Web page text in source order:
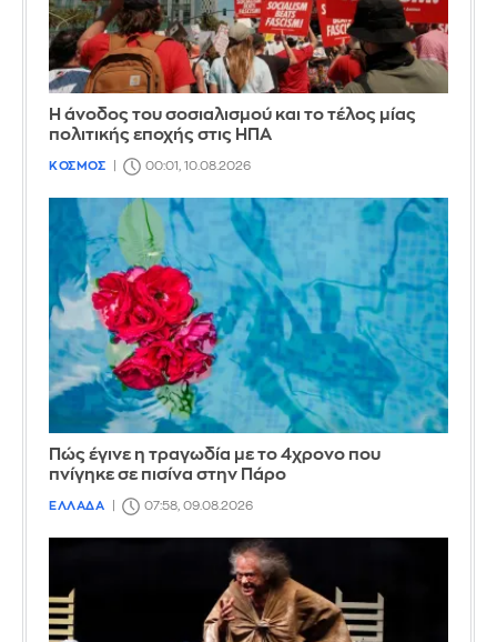
Η άνοδος του σοσιαλισμού και το τέλος μίας
πολιτικής εποχής στις ΗΠΑ
ΚΟΣΜΟΣ 00:01, 10.08.2026
Πώς έγινε η τραγωδία με το 4χρονο που
πνίγηκε σε πισίνα στην Πάρο
ΕΛΛΑΔΑ 07:58, 09.08.2026